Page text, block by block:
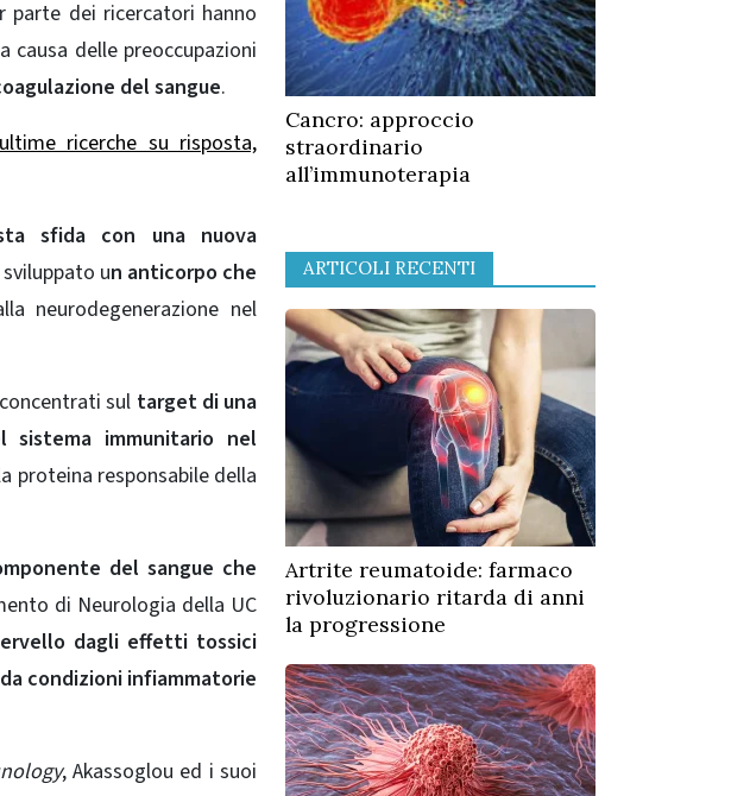
parte dei ricercatori hanno
delle preoccupazioni
del sangue.
ricerche su risposta,
sfida con una nuova
un anticorpo che
neurodegenerazione nel
sul target di una
immunitario nel
proteina responsabile della
del sangue che
di Neurologia della UC
dagli effetti tossici
condizioni infiammatorie
, Akassoglou ed i suoi
Cancro: approccio
straordinario
all’immunoterapia
ARTICOLI RECENTI
Artrite reumatoide: farmaco
rivoluzionario ritarda di anni
la progressione